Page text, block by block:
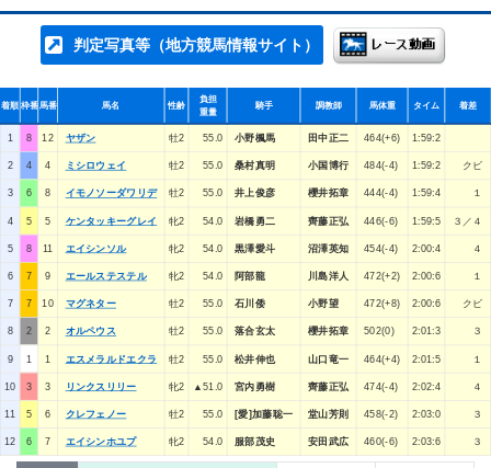
判定写真等（地方競馬情報サイト）
着順 枠番馬番 馬名 性齢
負担
重量
騎手 調教師 馬体重 タイム 着差
1 8 12 ヤザン 牡2 55.0 小野楓馬 田中正二 464(+6) 1:59:2
2 4 4 ミシロウェイ 牡2 55.0 桑村真明 小国博行 484(-4) 1:59:2 クビ
3 6 8 イモノソーダワリデ 牡2 55.0 井上俊彦 櫻井拓章 444(-4) 1:59:4 １
4 5 5 ケンタッキーグレイ 牝2 54.0 岩橋勇二 齊藤正弘 446(-6) 1:59:5 ３／４
5 8 11 エイシンソル 牝2 54.0 黒澤愛斗 沼澤英知 454(-4) 2:00:4 ４
6 7 9 エールステステル 牝2 54.0 阿部龍 川島洋人 472(+2) 2:00:6 １
7 7 10 マグネター 牡2 55.0 石川倭 小野望 472(+8) 2:00:6 クビ
8 2 2 オルペウス 牡2 55.0 落合玄太 櫻井拓章 502(0) 2:01:3 ３
9 1 1 エスメラルドエクラ 牡2 55.0 松井伸也 山口竜一 464(+4) 2:01:5 １
10 3 3 リンクスリリー 牝2 ▲51.0 宮内勇樹 齊藤正弘 474(-4) 2:02:4 ４
11 5 6 クレフェノー 牡2 55.0 [愛]加藤聡一 堂山芳則 458(-2) 2:03:0 ３
12 6 7 エイシンホユプ 牝2 54.0 服部茂史 安田武広 460(-6) 2:03:6 ３